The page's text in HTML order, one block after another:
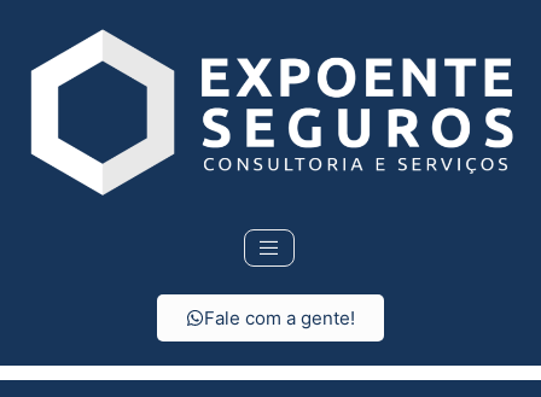
Fale com a gente!